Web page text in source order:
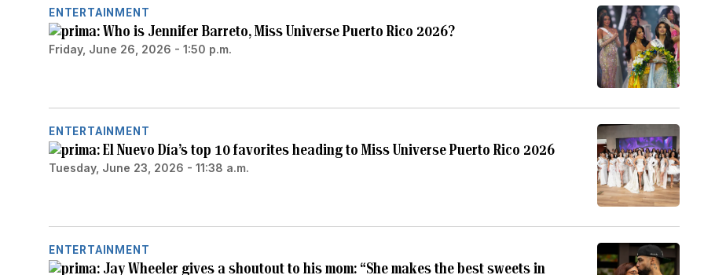
ENTERTAINMENT
Who is Jennifer Barreto, Miss Universe Puerto Rico 2026?
Friday, June 26, 2026 - 1:50 p.m.
ENTERTAINMENT
El Nuevo Día’s top 10 favorites heading to Miss Universe Puerto Rico 2026
Tuesday, June 23, 2026 - 11:38 a.m.
ENTERTAINMENT
Jay Wheeler gives a shoutout to his mom: “She makes the best sweets in